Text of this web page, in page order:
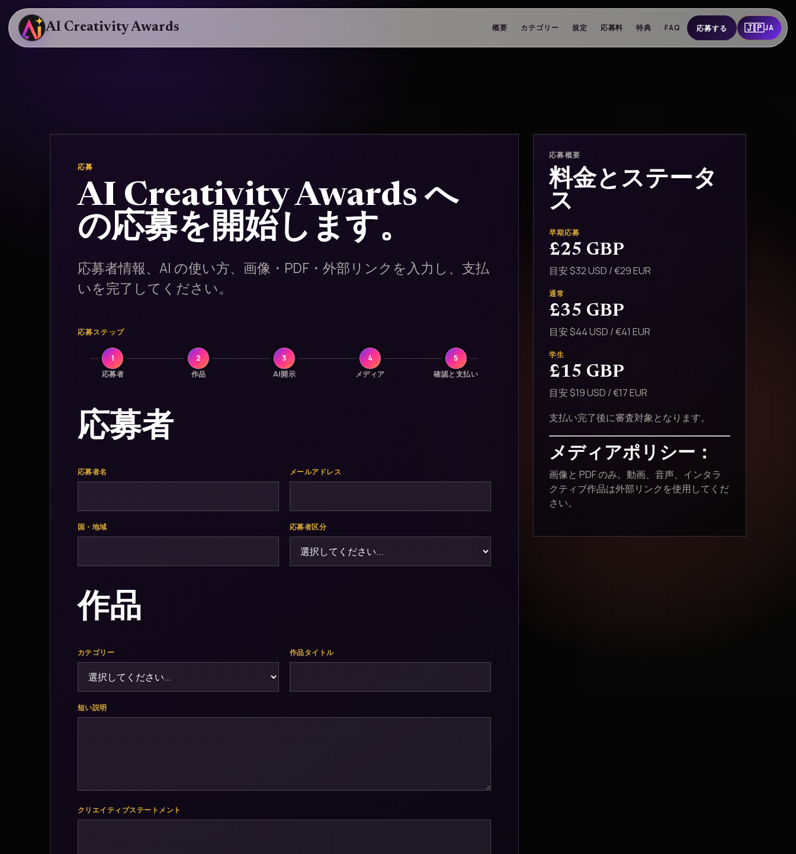
AI Creativity Awards 概要 カテゴリー 規定 応募料 特典 FAQ 応募する 🇯🇵JA
応募
AI Creativity Awards へ
の応募を開始します。
応募者情報、AI の使い方、画像・PDF・外部リンクを入力し、支払
いを完了してください。
応募ステップ
1
応募者
2
作品
3
AI開示
4
メディア
5
確認と支払い
応募者
応募者名 メールアドレス
国・地域 応募者区分
作品
カテゴリー 作品タイトル
短い説明
クリエイティブステートメント
応募概要
料金とステータ
ス
早期応募
£25 GBP
目安 $32 USD / €29 EUR
通常
£35 GBP
目安 $44 USD / €41 EUR
学生
£15 GBP
目安 $19 USD / €17 EUR
支払い完了後に審査対象となります。
メディアポリシー：
画像と PDF のみ。動画、音声、インタラ
クティブ作品は外部リンクを使用してくだ
さい。